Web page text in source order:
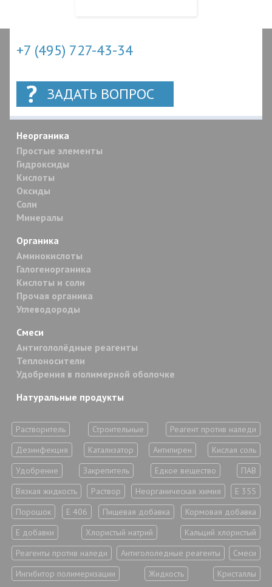
+7 (495) 727-43-34
ЗАДАТЬ ВОПРОС
Неорганика
Простые элементы
Гидроксиды
Кислоты
Оксиды
Соли
Минералы
Органика
Аминокислоты
Галогенорганика
Кислоты и соли
Прочая органика
Углеводороды
Смеси
Антигололёдные реагенты
Теплоносители
Удобрения в полимерной оболочке
Натуральные продукты
Растворитель Строительные
Реагент против наледи
Дезинфекция
Катализатор Антипирен
Кислая соль
Удобрение
Закрепитель Едкое вещество
ПАВ
Вязкая жидкость
Раствор Неорганическая химия
Е 355
Порошок
Е 406 Пищевая добавка
Кормовая добавка
Е добавки
Хлористый натрий
Кальций хлористый
Реагенты против наледи
Антигололедные реагенты
Смеси
Ингибитор полимеризации
Жидкость
Кристаллы